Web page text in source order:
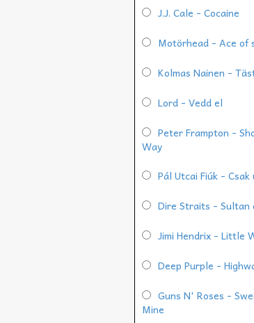
J.J. Cale - Cocaine
Motörhead - Ace of
Kolmas Nainen -
Lord - Vedd el
Peter Frampton -
Way
Pál Utcai Fiúk - Csak
Dire Straits - Sultan
Jimi Hendrix - Little
Deep Purple -
Guns N' Roses -
Mine